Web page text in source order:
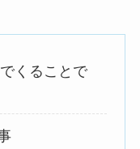
くることで